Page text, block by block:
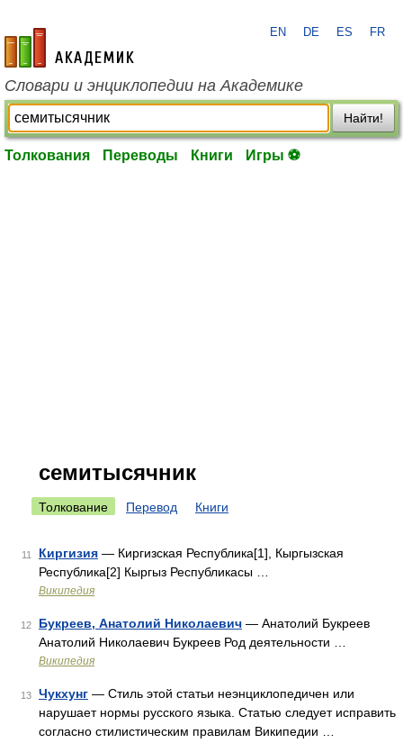
academic.ru
EN DE ES FR
Словари и энциклопедии на Академике
Найти!
Толкования Переводы Книги Игры ⚽
семитысячник
Толкование Перевод Книги
11 Киргизия — Киргизская Республика[1], Кыргызская
Республика[2] Кыргыз Республикасы …
Википедия
12 Букреев, Анатолий Николаевич — Анатолий Букреев
Анатолий Николаевич Букреев Род деятельности …
Википедия
13 Чукхунг — Стиль этой статьи неэнциклопедичен или
нарушает нормы русского языка. Статью следует исправить
согласно стилистическим правилам Википедии …